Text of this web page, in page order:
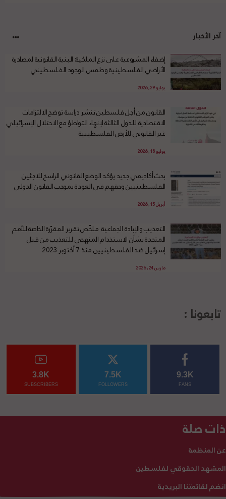
آخر الأخبار
إضفاء المشروعية على نزع الملكية: البنية القانونية لمصادرة
الأراضي الفلسطينية وطمس الوجود الفلسطيني
يوليو 29, 2026
القانون من أجل فلسطين تنشر دراسة توضح الالتزامات
الاقتصادية للدول الثالثة لإنهاء التواطؤ مع الاحتلال الإسرائيلي
غير القانوني للأرض الفلسطينية
يوليو 18, 2026
بحث أكاديمي جديد يؤكد الوضع القانوني الراسخ للاجئين
الفلسطينيين وحقهم في العودة بموجب القانون الدولي
أبريل 15, 2026
التعذيب والإبادة الجماعية: ملخّص تقرير المقرّرة الخاصة للأمم
المتحدة بشأن الاستخدام المنهجي للتعذيب من قبل
إسرائيل ضد الفلسطينيين منذ 7 أكتوبر 2023
مارس 24, 2026
تابعونا :
9.3K
FANS
7.5K
FOLLOWERS
3.8K
SUBSCRIBERS
ذات صلة
عن المنظمة
المشهد الحقوقي لفلسطين
انضم لقائمتنا البريدية